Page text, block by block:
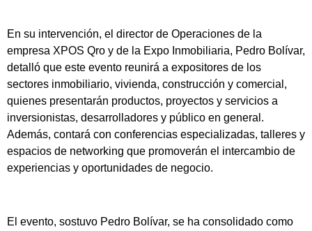
En su intervención, el director de Operaciones de la
empresa XPOS Qro y de la Expo Inmobiliaria, Pedro Bolívar,
detalló que este evento reunirá a expositores de los
sectores inmobiliario, vivienda, construcción y comercial,
quienes presentarán productos, proyectos y servicios a
inversionistas, desarrolladores y público en general.
Además, contará con conferencias especializadas, talleres y
espacios de networking que promoverán el intercambio de
experiencias y oportunidades de negocio.
El evento, sostuvo Pedro Bolívar, se ha consolidado como